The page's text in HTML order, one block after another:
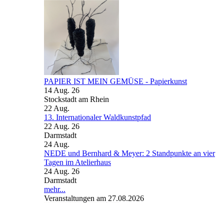
PAPIER IST MEIN GEMÜSE - Papierkunst
14 Aug. 26
Stockstadt am Rhein
22 Aug.
13. Internationaler Waldkunstpfad
22 Aug. 26
Darmstadt
24 Aug.
NEDE und Bernhard & Meyer: 2 Standpunkte an vier
Tagen im Atelierhaus
24 Aug. 26
Darmstadt
mehr...
Veranstaltungen am 27.08.2026